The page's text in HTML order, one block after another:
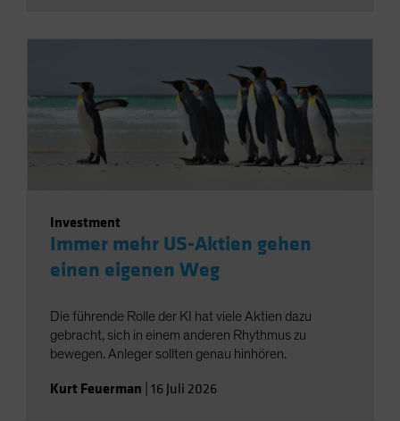
Investment
Immer mehr US-Aktien gehen
einen eigenen Weg
Die führende Rolle der KI hat viele Aktien dazu
gebracht, sich in einem anderen Rhythmus zu
bewegen. Anleger sollten genau hinhören.
Kurt Feuerman 16 Juli 2026